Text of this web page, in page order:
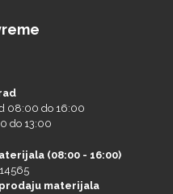
08:00 do 16:00
do 13:00
(08:00 - 16:00)
materijala